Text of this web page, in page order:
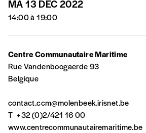
INSCRIPTION
FORMULES
Abonnement
20€*/an
*Prix indicatif, frais de port inclus
MA 13 DÉC 2022
14:00 à 19:00
Centre Communautaire Maritime
Rue Vandenboogaerde 93
Belgique
contact.ccm@molenbeek.irisnet.be
T +32 (0)2/421 16 00
www.centrecommunautairemaritime.be